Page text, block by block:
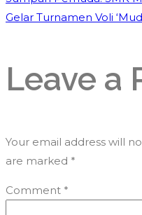
Gelar Turnamen Voli
Leave a
Your email address will
are marked *
Comment *